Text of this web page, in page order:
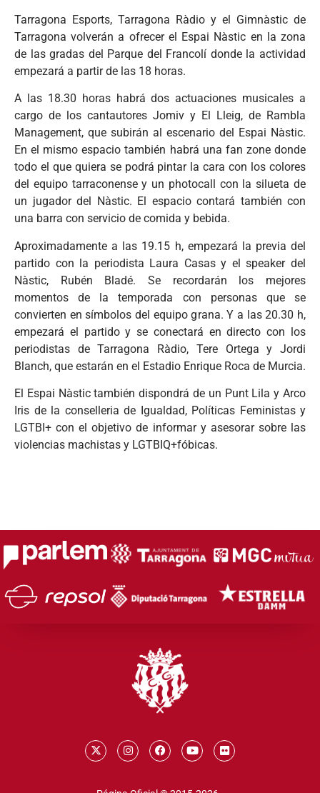
Tarragona Esports, Tarragona Ràdio y el Gimnàstic de
Tarragona volverán a ofrecer el Espai Nàstic en la zona
de las gradas del Parque del Francolí donde la actividad
empezará a partir de las 18 horas.
A las 18.30 horas habrá dos actuaciones musicales a
cargo de los cantautores Jomiv y El Lleig, de Rambla
Management, que subirán al escenario del Espai Nàstic.
En el mismo espacio también habrá una fan zone donde
todo el que quiera se podrá pintar la cara con los colores
del equipo tarraconense y un photocall con la silueta de
un jugador del Nàstic. El espacio contará también con
una barra con servicio de comida y bebida.
Aproximadamente a las 19.15 h, empezará la previa del
partido con la periodista Laura Casas y el speaker del
Nàstic, Rubén Bladé. Se recordarán los mejores
momentos de la temporada con personas que se
convierten en símbolos del equipo grana. Y a las 20.30 h,
empezará el partido y se conectará en directo con los
periodistas de Tarragona Ràdio, Tere Ortega y Jordi
Blanch, que estarán en el Estadio Enrique Roca de Murcia.
El Espai Nàstic también dispondrá de un Punt Lila y Arco
Iris de la conselleria de Igualdad, Políticas Feministas y
LGTBI+ con el objetivo de informar y asesorar sobre las
violencias machistas y LGTBIQ+fóbicas.